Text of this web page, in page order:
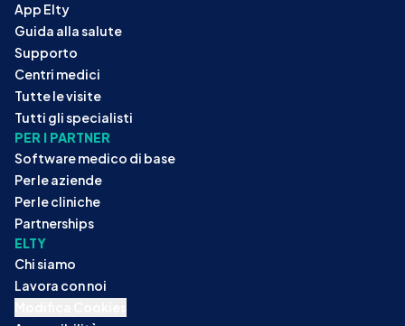
App Elty
Guida alla salute
Supporto
Centri medici
Tutte le visite
Tutti gli specialisti
PER I PARTNER
Software medico di base
Per le aziende
Per le cliniche
Partnerships
ELTY
Chi siamo
Lavora con noi